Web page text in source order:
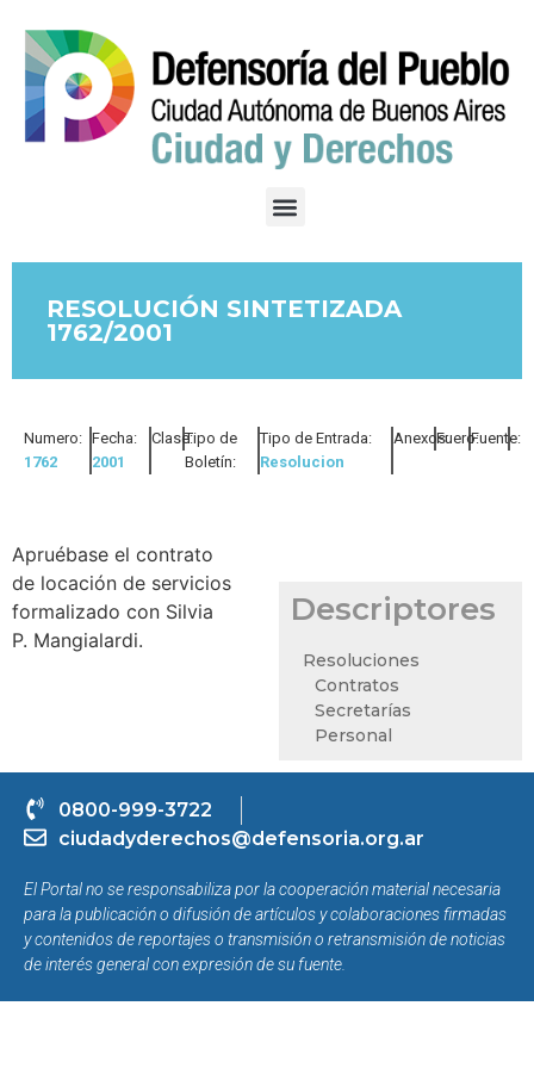
RESOLUCIÓN SINTETIZADA
1762/2001
Numero:
1762
Fecha:
2001
Clase:Tipo de
Boletín:
Tipo de Entrada:
Resolucion
Anexos:Fuero:Fuente:
Apruébase el contrato
de locación de servicios
formalizado con Silvia
P. Mangialardi.
Descriptores
Resoluciones
Contratos
Secretarías
Personal
0800-999-3722
ciudadyderechos@defensoria.org.ar
El Portal no se responsabiliza por la cooperación material necesaria
para la publicación o difusión de artículos y colaboraciones firmadas
y contenidos de reportajes o transmisión o retransmisión de noticias
de interés general con expresión de su fuente.